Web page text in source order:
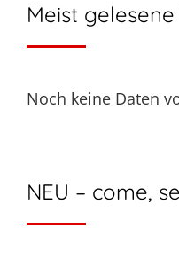
Meist
Noch keine Daten
NEU – come,